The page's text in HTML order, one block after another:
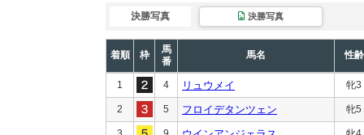
決勝写真 決勝写真
着順 枠
馬
番
馬名 性齢
1 4 リュウメイ 牝3
2 5 フロイデタンツェン 牝5